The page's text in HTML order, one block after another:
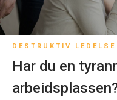
DESTRUKTIV LEDELSE
Har du en